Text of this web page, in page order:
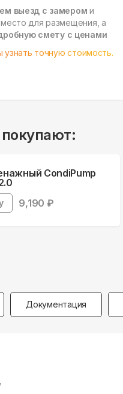
выезд с замером и
для размещения, а
смету с ценами
точную стоимость.
CondiPump
9,190 ₽
Документация